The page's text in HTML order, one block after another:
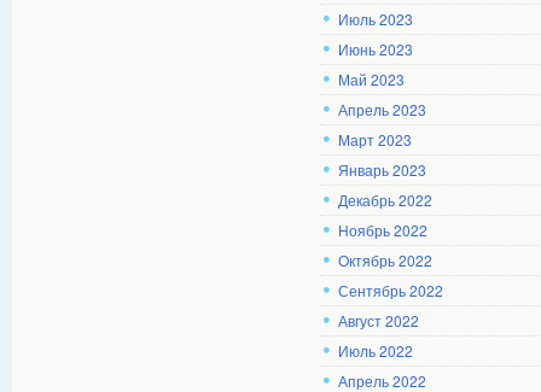
Июль 2023
Июнь 2023
Май 2023
Апрель 2023
Март 2023
Январь 2023
Декабрь 2022
Ноябрь 2022
Октябрь 2022
Сентябрь 2022
Август 2022
Июль 2022
Апрель 2022